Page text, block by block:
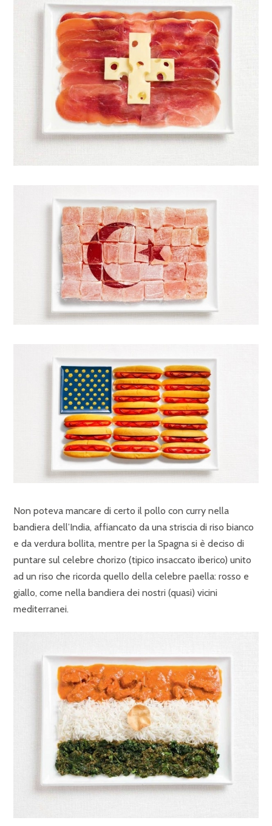
Non poteva mancare di certo il pollo con curry nella
bandiera dell’India, affiancato da una striscia di riso bianco
e da verdura bollita, mentre per la Spagna si è deciso di
puntare sul celebre chorizo (tipico insaccato iberico) unito
ad un riso che ricorda quello della celebre paella: rosso e
giallo, come nella bandiera dei nostri (quasi) vicini
mediterranei.